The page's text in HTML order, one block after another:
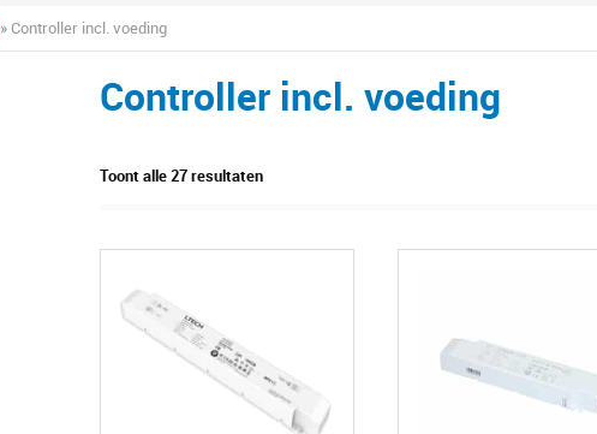
» Controller incl. voeding
Controller incl. voeding
Toont alle 27 resultaten